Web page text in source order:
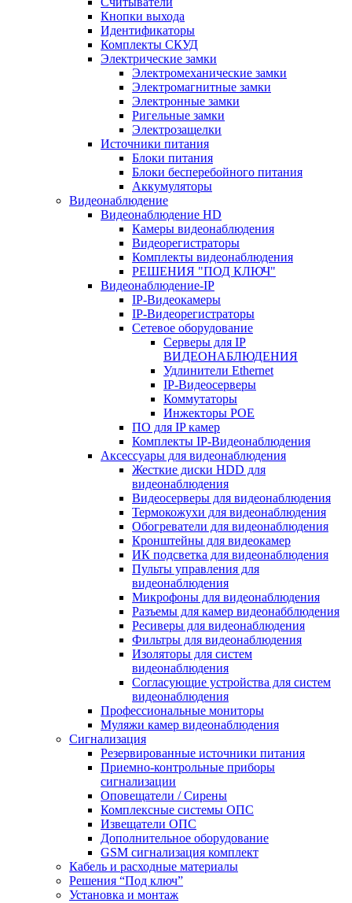
Кнопки выхода
Идентификаторы
Комплекты СКУД
Электрические замки
Электромеханические замки
Электромагнитные замки
Электронные замки
Ригельные замки
Электрозащелки
Источники питания
Блоки питания
Блоки бесперебойного питания
Аккумуляторы
Видеонаблюдение
Видеонаблюдение HD
Камеры видеонаблюдения
Видеорегистраторы
Комплекты видеонаблюдения
РЕШЕНИЯ "ПОД КЛЮЧ"
Видеонаблюдение-IP
IP-Видеокамеры
IP-Видеорегистраторы
Сетевое оборудование
Серверы для IP
ВИДЕОНАБЛЮДЕНИЯ
Удлинители Ethernet
IP-Видеосерверы
Коммутаторы
Инжекторы POE
ПО для IP камер
Комплекты IP-Видеонаблюдения
Аксессуары для видеонаблюдения
Жесткие диски HDD для
видеонаблюдения
Видеосерверы для видеонаблюдения
Термокожухи для видеонаблюдения
Обогреватели для видеонаблюдения
Кронштейны для видеокамер
ИК подсветка для видеонаблюдения
Пульты управления для
видеонаблюдения
Микрофоны для видеонаблюдения
Разъемы для камер видеонабблюдения
Ресиверы для видеонаблюдения
Фильтры для видеонаблюдения
Изоляторы для систем
видеонаблюдения
Согласующие устройства для систем
видеонаблюдения
Профессиональные мониторы
Муляжи камер видеонаблюдения
Сигнализация
Резервированные источники питания
Приемно-контрольные приборы
сигнализации
Оповещатели / Сирены
Комплексные системы ОПС
Извещатели ОПС
Дополнительное оборудование
GSM сигнализация комплект
Кабель и расходные материалы
Решения “Под ключ”
Установка и монтаж